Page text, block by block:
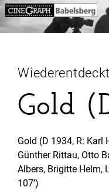
Gold
Gold (D 1934, R: Karl
Günther Rittau, Otto
Albers, Brigitte Helm,
107’)